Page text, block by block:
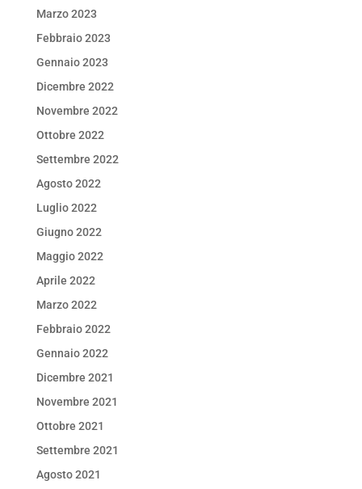
Marzo 2023
Febbraio 2023
Gennaio 2023
Dicembre 2022
Novembre 2022
Ottobre 2022
Settembre 2022
Agosto 2022
Luglio 2022
Giugno 2022
Maggio 2022
Aprile 2022
Marzo 2022
Febbraio 2022
Gennaio 2022
Dicembre 2021
Novembre 2021
Ottobre 2021
Settembre 2021
Agosto 2021